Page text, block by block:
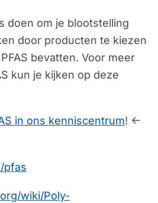
doen om je blootstelling
door producten te kiezen
bevatten. Voor meer
kun je kijken op deze
in ons kenniscentrum! <-
pfas
wiki/Poly-